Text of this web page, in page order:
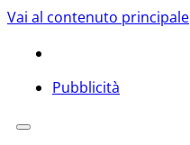
Vai al contenuto principale
Pubblicità